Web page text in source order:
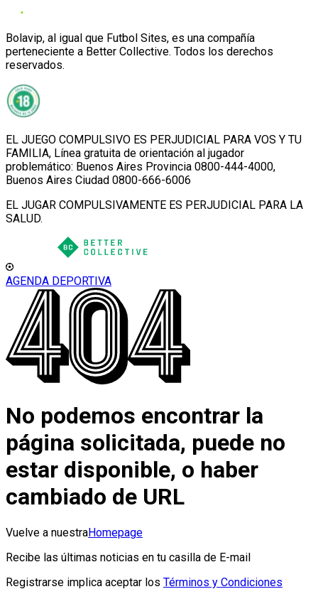
Bolavip, al igual que Futbol Sites, es una compañía
perteneciente a Better Collective. Todos los derechos
reservados.
EL JUEGO COMPULSIVO ES PERJUDICIAL PARA VOS Y TU
FAMILIA, Línea gratuita de orientación al jugador
problemático: Buenos Aires Provincia 0800-444-4000,
Buenos Aires Ciudad 0800-666-6006
EL JUGAR COMPULSIVAMENTE ES PERJUDICIAL PARA LA
SALUD.
AGENDA DEPORTIVA
No podemos encontrar la
página solicitada, puede no
estar disponible, o haber
cambiado de URL
Vuelve a nuestraHomepage
Recibe las últimas noticias en tu casilla de E-mail
Registrarse implica aceptar los Términos y Condiciones